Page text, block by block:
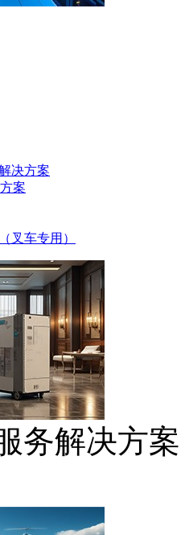
决方案
案
叉车专用）
务解决方案